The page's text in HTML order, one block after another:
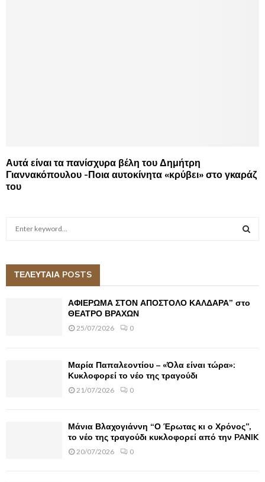
Αυτά είναι τα πανίσχυρα βέλη του Δημήτρη
Γιαννακόπουλου -Ποια αυτοκίνητα «κρύβει» στο γκαράζ
του
h
A
ΤΕΛΕΥΤΑΙΑ POSTS
ΑΦΙΕΡΩΜΑ ΣΤΟΝ ΑΠΟΣΤΟΛΟ ΚΑΛΔΑΡΑ” στο
ΘΕΑΤΡΟ ΒΡΑΧΩΝ
25/07/2026 0
Μαρία Παπαλεοντίου – «Όλα είναι τώρα»:
Κυκλοφορεί το νέο της τραγούδι
21/07/2026 0
Μάνια Βλαχογιάννη “Ο Έρωτας κι ο Χρόνος”,
το νέο της τραγούδι κυκλοφορεί από την PANIK
20/07/2026 0